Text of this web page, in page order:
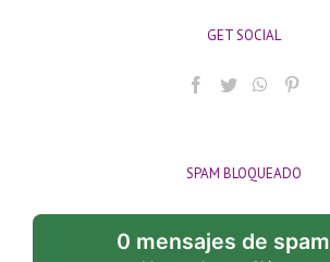
GET SOCIAL
SPAM BLOQUEADO
0 mensajes de spam